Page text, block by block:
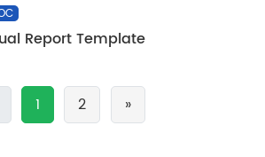
Report Template
1 2 »Next